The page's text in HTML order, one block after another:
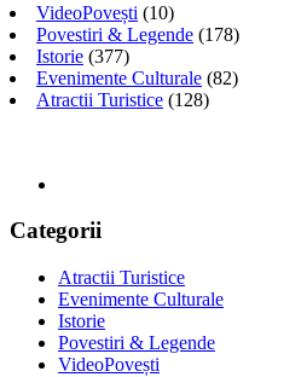
VideoPovești (10)
Povestiri & Legende (178)
Istorie (377)
Evenimente Culturale (82)
Atractii Turistice (128)
Categorii
Atractii Turistice
Evenimente Culturale
Istorie
Povestiri & Legende
VideoPovești